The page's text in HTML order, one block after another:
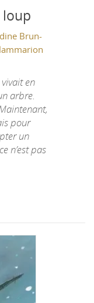
Brun-
en
arbre.
pour
un
n’est pas